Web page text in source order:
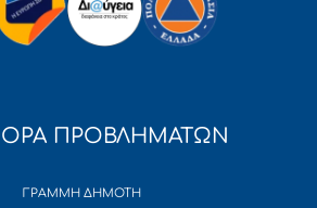
ΠΡΟΒΛΗΜΑΤΩΝ
ΓΡΑΜΜΗ ΔΗΜΟΤΗ